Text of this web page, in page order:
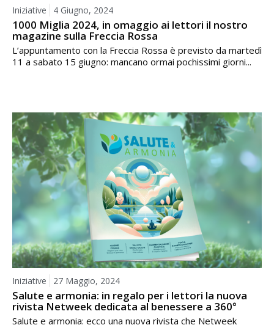
Iniziative 4 Giugno, 2024
1000 Miglia 2024, in omaggio ai lettori il nostro
magazine sulla Freccia Rossa
L’appuntamento con la Freccia Rossa è previsto da martedì
11 a sabato 15 giugno: mancano ormai pochissimi giorni...
Iniziative 27 Maggio, 2024
Salute e armonia: in regalo per i lettori la nuova
rivista Netweek dedicata al benessere a 360°
Salute e armonia: ecco una nuova rivista che Netweek